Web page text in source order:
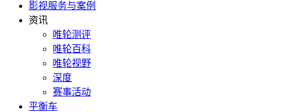
影视服务与案例
资讯
唯轮测评
唯轮百科
唯轮视野
深度
赛事活动
平衡车